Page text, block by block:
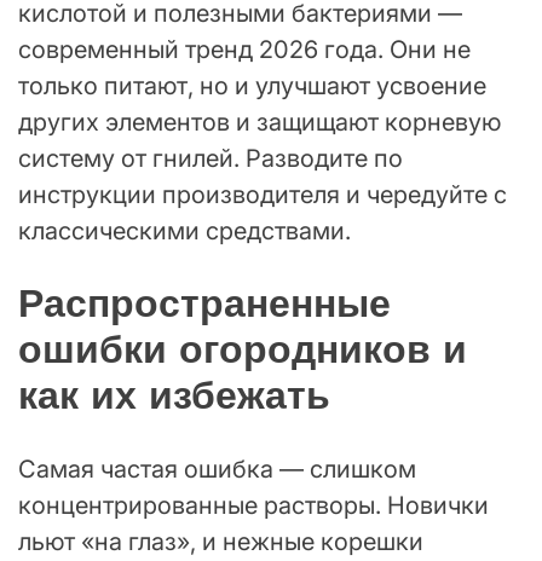
кислотой и полезными бактериями —
современный тренд 2026 года. Они не
только питают, но и улучшают усвоение
других элементов и защищают корневую
систему от гнилей. Разводите по
инструкции производителя и чередуйте с
классическими средствами.
Распространенные
ошибки огородников и
как их избежать
Самая частая ошибка — слишком
концентрированные растворы. Новички
льют «на глаз», и нежные корешки